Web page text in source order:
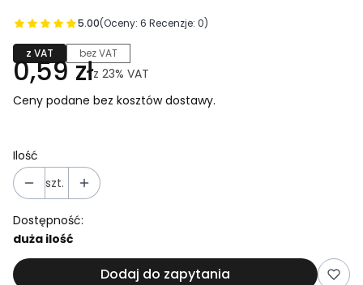
5.00(Oceny: 6 Recenzje: 0)
z VAT bez VAT
0,59 złz 23% VAT
Ceny podane bez kosztów dostawy.
Ilość
szt.
Dostępność:
duża ilość
Dodaj do zapytania